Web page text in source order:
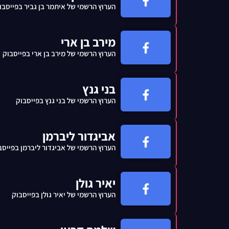
הערוץ הרשמי של איתמר בן גביר
מירב בן ארי
הערוץ הרשמי של מירב בן ארי בפייסבוק
בני גנץ
הערוץ הרשמי של בני גנץ בפייסבוק
אביגדור ליברמן
הערוץ הרשמי של אביגדור ליברמן
יאיר גולן
הערוץ הרשמי של יאיר גולן בפייסבוק